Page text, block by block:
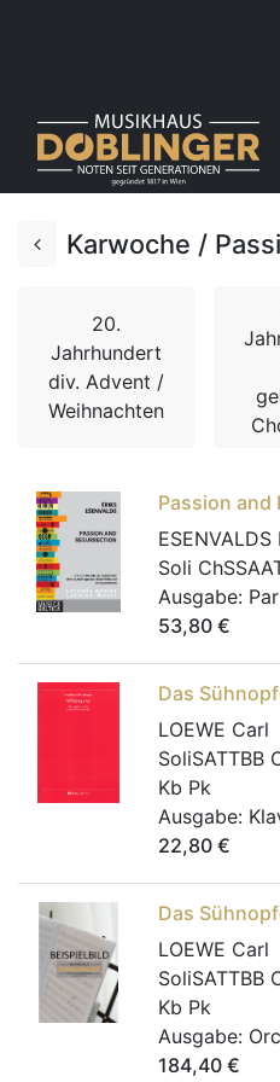
Karwoche /
20.
Jahrhundert
div. Advent /
Weihnachten
Passion and
ESENVALDS
Soli
Ausgabe:
53,80 €
Das
LOEWE Carl
SoliSATTBB
Kb Pk
Ausgabe:
22,80 €
Das
LOEWE Carl
SoliSATTBB
Kb Pk
Ausgabe:
184,40 €